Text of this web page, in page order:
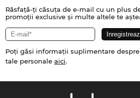
Răsfață-ți căsuța de e-mail cu un plus
promoții exclusive și multe altele te
Poți găsi informații suplimentare
tale personale aici.